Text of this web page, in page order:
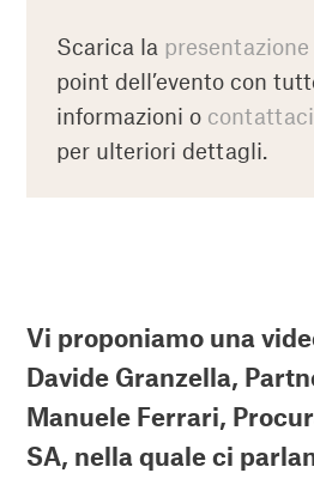
Scarica la presentazione
point dell’evento con
informazioni o contattaci
per ulteriori dettagli.
Vi proponiamo una
Davide Granzella,
Manuele Ferrari,
SA, nella quale ci